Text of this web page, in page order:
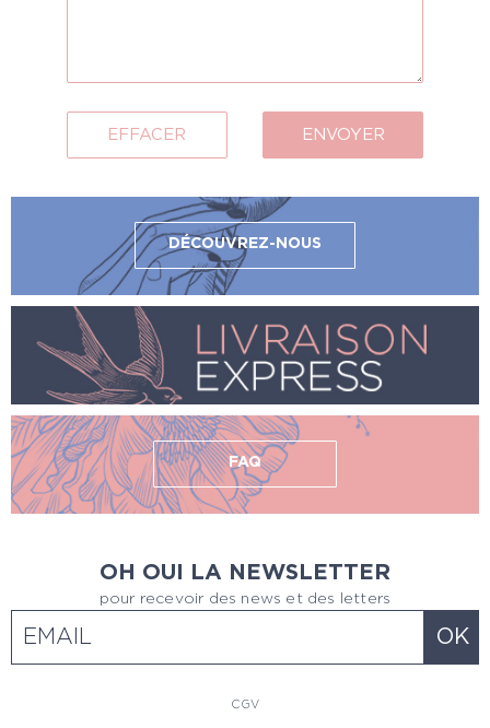
DÉCOUVREZ-NOUS
FAQ
OH OUI LA NEWSLETTER
pour recevoir des news et des letters
CGV